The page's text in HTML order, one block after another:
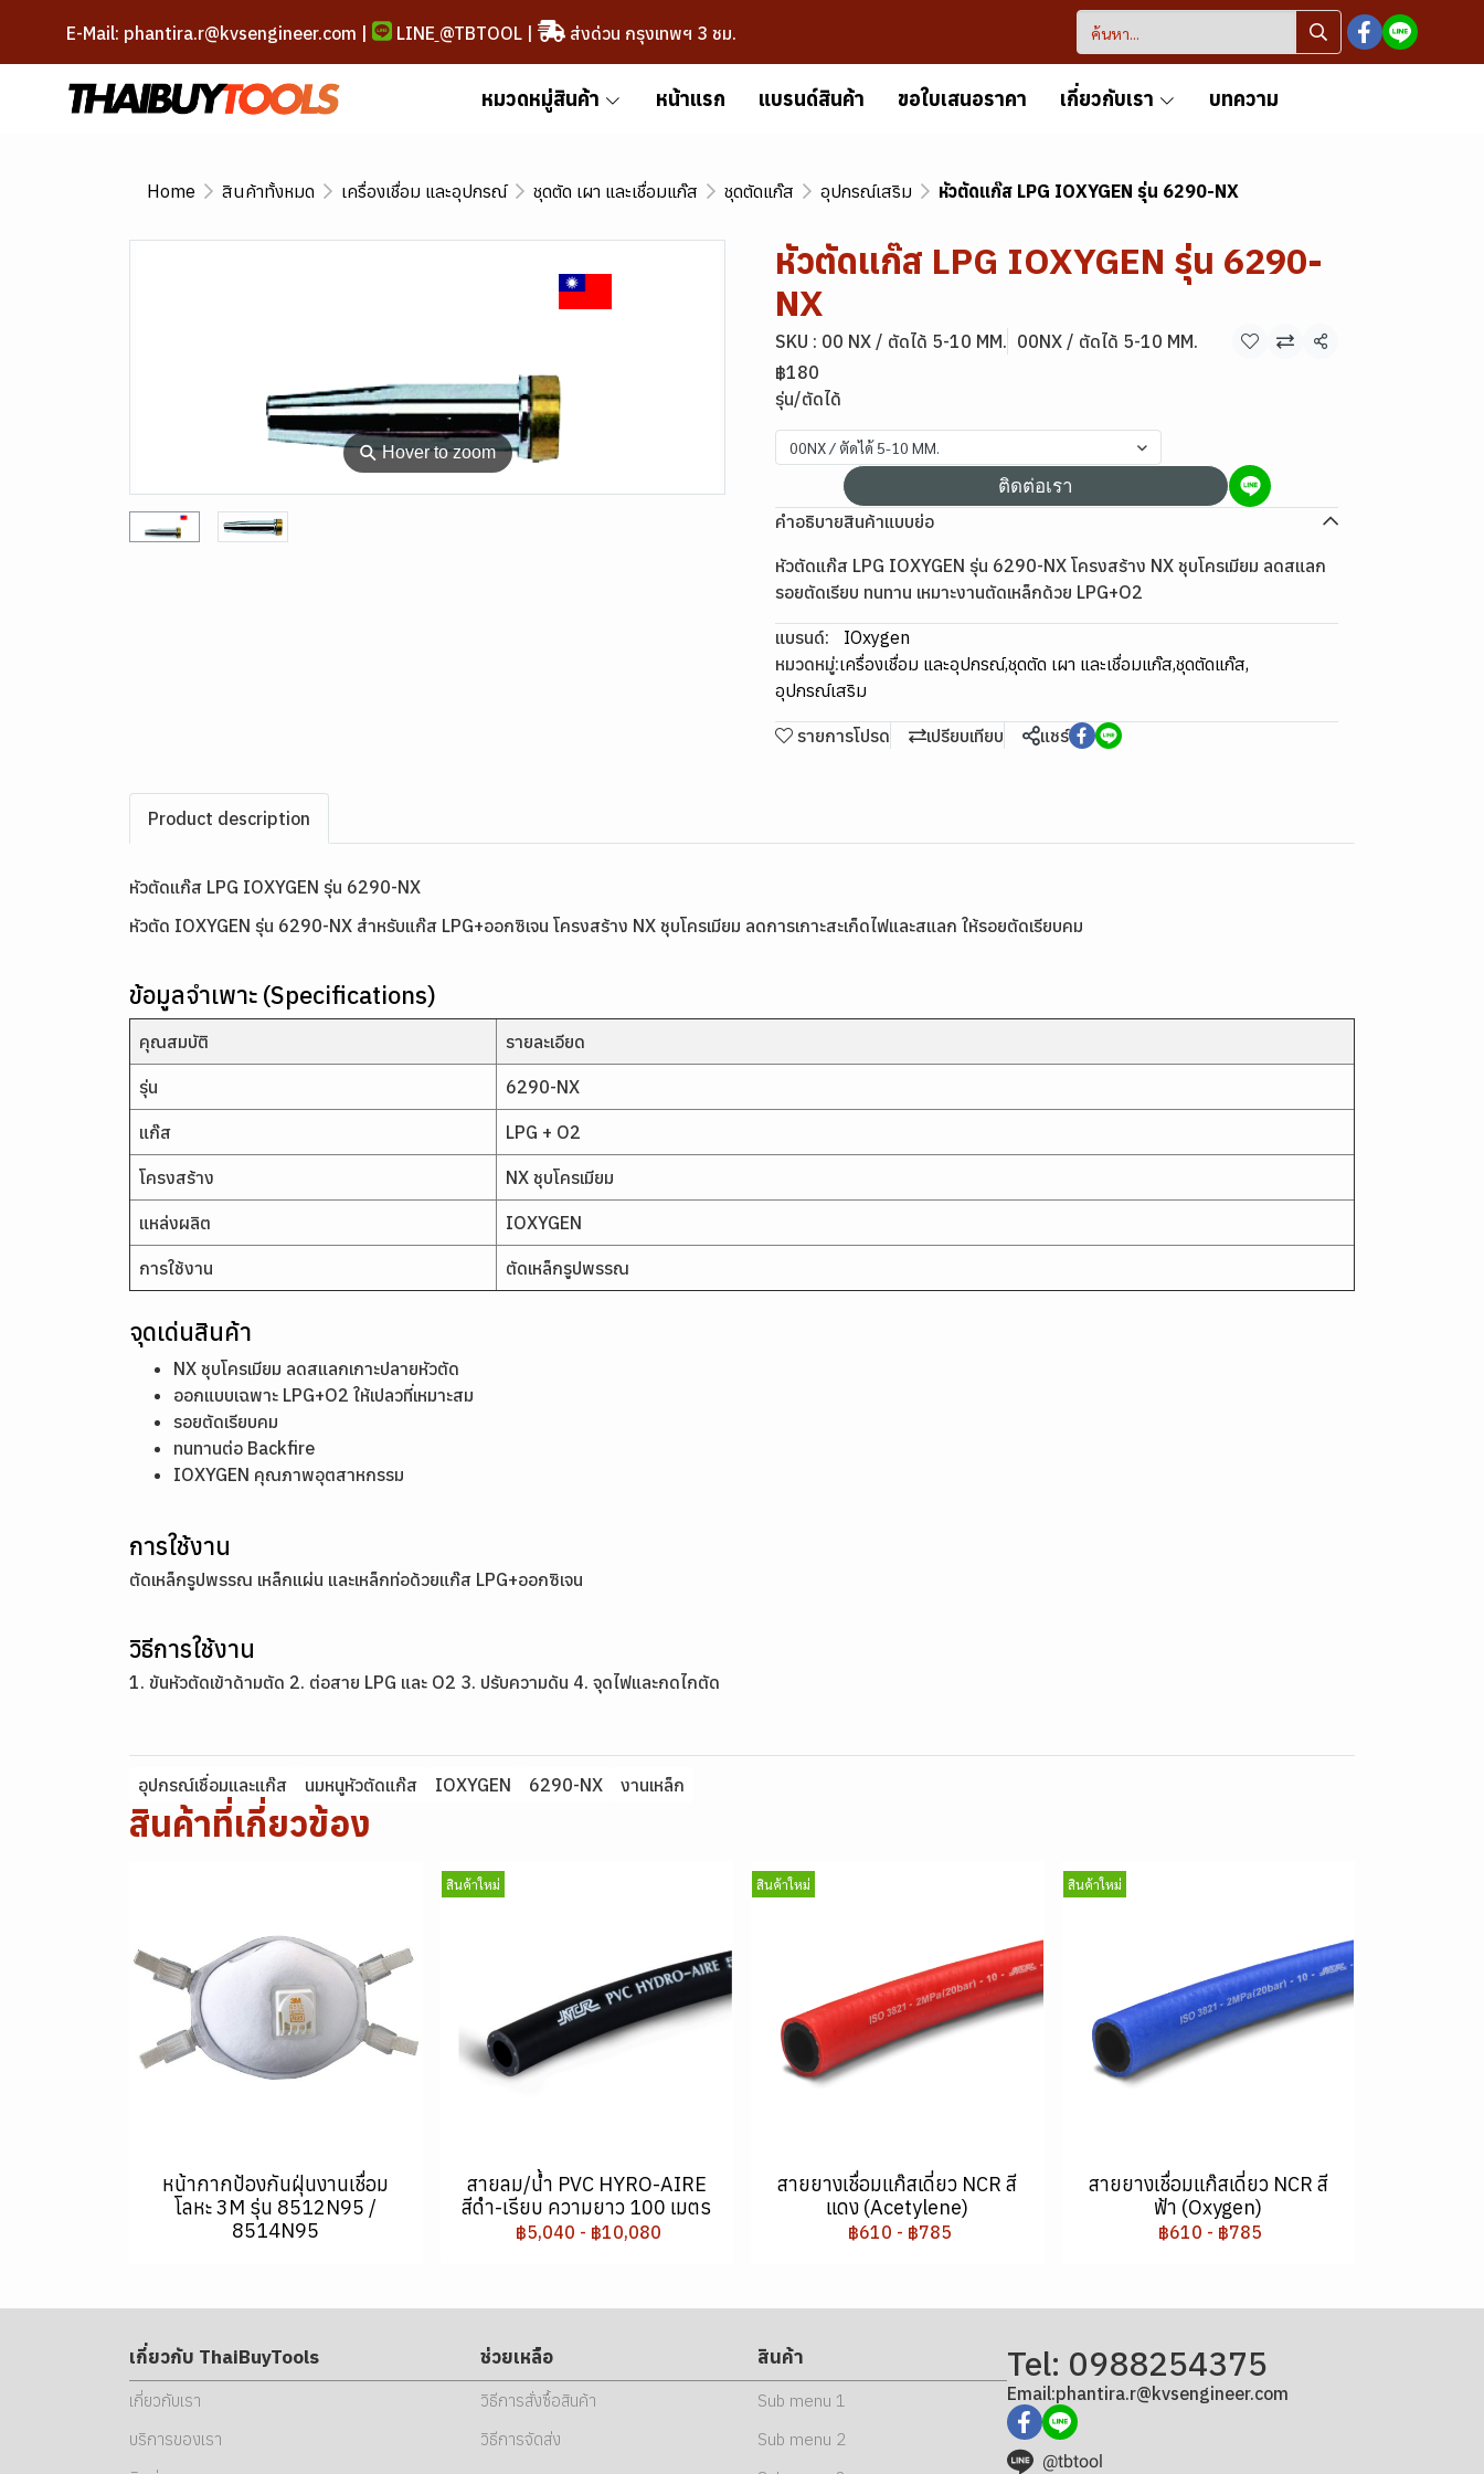
E-Mail: phantira.r@kvsengineer.com | LINE @TBTOOL| ส่งด่วน กรุงเทพฯ 3 ชม.
หมวดหมู่สินค้า หน้าแรก แบรนด์สินค้า ขอใบเสนอราคา เกี่ยวกับเรา บทความ
Home สินค้าทั้งหมด เครื่องเชื่อม และอุปกรณ์ ชุดตัด เผา และเชื่อมแก๊ส ชุดตัดแก๊ส อุปกรณ์เสริม หัวตัดแก๊ส LPG IOXYGEN รุ่น 6290-NX
⚲Hover to zoom
หัวตัดแก๊ส LPG IOXYGEN รุ่น 6290-
NX
SKU : 00 NX / ตัดได้ 5-10 MM. 00NX / ตัดได้ 5-10 MM.
แชร์
฿180
รุ่น/ตัดได้
00NX / ตัดได้ 5-10 MM.
ติดต่อเรา
คำอธิบายสินค้าแบบย่อ
หัวตัดแก๊ส LPG IOXYGEN รุ่น 6290-NX โครงสร้าง NX ชุบโครเมียม ลดสแลก
รอยตัดเรียบ ทนทาน เหมาะงานตัดเหล็กด้วย LPG+O2
แบรนด์:
IOxygen
หมวดหมู่:เครื่องเชื่อม และอุปกรณ์,ชุดตัด เผา และเชื่อมแก๊ส,ชุดตัดแก๊ส,
อุปกรณ์เสริม
รายการโปรด เปรียบเทียบ แชร์
Product description
หัวตัดแก๊ส LPG IOXYGEN รุ่น 6290-NX
หัวตัด IOXYGEN รุ่น 6290-NX สำหรับแก๊ส LPG+ออกซิเจน โครงสร้าง NX ชุบโครเมียม ลดการเกาะสะเก็ดไฟและสแลก ให้รอยตัดเรียบคม
ข้อมูลจำเพาะ (Specifications)
คุณสมบัติ รายละเอียด
รุ่น 6290-NX
แก๊ส LPG + O2
โครงสร้าง NX ชุบโครเมียม
แหล่งผลิต IOXYGEN
การใช้งาน ตัดเหล็กรูปพรรณ
จุดเด่นสินค้า
NX ชุบโครเมียม ลดสแลกเกาะปลายหัวตัด
ออกแบบเฉพาะ LPG+O2 ให้เปลวที่เหมาะสม
รอยตัดเรียบคม
ทนทานต่อ Backfire
IOXYGEN คุณภาพอุตสาหกรรม
การใช้งาน
ตัดเหล็กรูปพรรณ เหล็กแผ่น และเหล็กท่อด้วยแก๊ส LPG+ออกซิเจน
วิธีการใช้งาน
1. ขันหัวตัดเข้าด้ามตัด 2. ต่อสาย LPG และ O2 3. ปรับความดัน 4. จุดไฟและกดไกตัด
อุปกรณ์เชื่อมและแก๊ส นมหนูหัวตัดแก๊ส IOXYGEN 6290-NX งานเหล็ก
สินค้าที่เกี่ยวข้อง
หน้ากากป้องกันฝุ่นงานเชื่อม
โลหะ 3M รุ่น 8512N95 /
8514N95
สินค้าใหม่
สายลม/น้ำ PVC HYRO-AIRE
สีดำ-เรียบ ความยาว 100 เมตร
฿5,040 - ฿10,080
สินค้าใหม่
สายยางเชื่อมแก๊สเดี่ยว NCR สี
แดง (Acetylene)
฿610 - ฿785
สินค้าใหม่
สายยางเชื่อมแก๊สเดี่ยว NCR สี
ฟ้า (Oxygen)
฿610 - ฿785
เกี่ยวกับ ThaiBuyTools
เกี่ยวกับเรา
บริการของเรา
ช่วยเหลือ
วิธีการสั่งซื้อสินค้า
วิธีการจัดส่ง
สินค้า
Sub menu 1
Sub menu 2
Tel: 0988254375
Email:phantira.r@kvsengineer.com
@tbtool